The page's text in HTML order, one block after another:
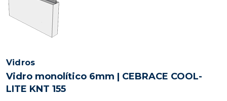
Vidros
Vidro monolítico 6mm | CEBRACE COOL-
LITE KNT 155